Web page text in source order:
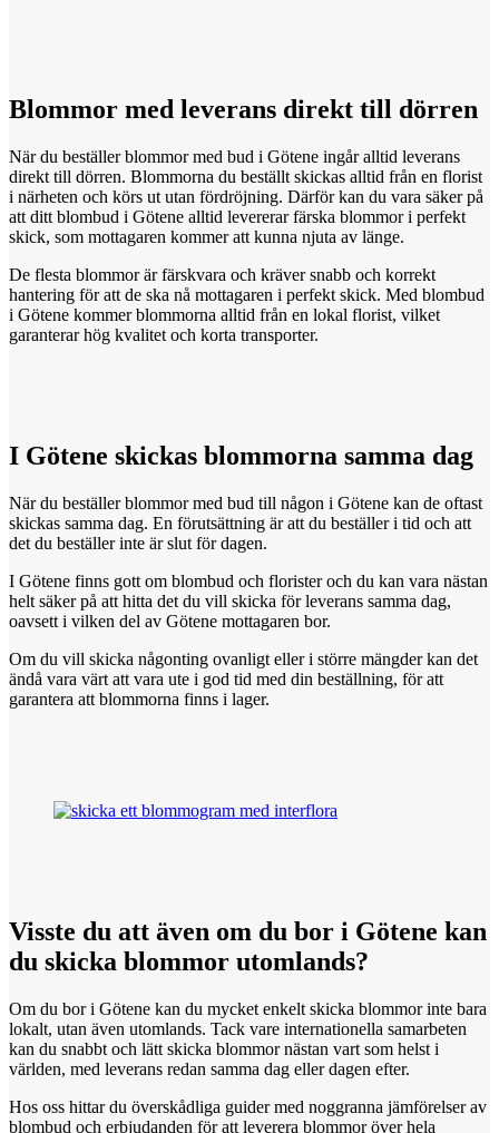
Blommor med leverans direkt till dörren
När du beställer blommor med bud i Götene ingår alltid leverans
direkt till dörren. Blommorna du beställt skickas alltid från en florist
i närheten och körs ut utan fördröjning. Därför kan du vara säker på
att ditt blombud i Götene alltid levererar färska blommor i perfekt
skick, som mottagaren kommer att kunna njuta av länge.
De flesta blommor är färskvara och kräver snabb och korrekt
hantering för att de ska nå mottagaren i perfekt skick. Med blombud
i Götene kommer blommorna alltid från en lokal florist, vilket
garanterar hög kvalitet och korta transporter.
I Götene skickas blommorna samma dag
När du beställer blommor med bud till någon i Götene kan de oftast
skickas samma dag. En förutsättning är att du beställer i tid och att
det du beställer inte är slut för dagen.
I Götene finns gott om blombud och florister och du kan vara nästan
helt säker på att hitta det du vill skicka för leverans samma dag,
oavsett i vilken del av Götene mottagaren bor.
Om du vill skicka någonting ovanligt eller i större mängder kan det
ändå vara värt att vara ute i god tid med din beställning, för att
garantera att blommorna finns i lager.
Visste du att även om du bor i Götene kan
du skicka blommor utomlands?
Om du bor i Götene kan du mycket enkelt skicka blommor inte bara
lokalt, utan även utomlands. Tack vare internationella samarbeten
kan du snabbt och lätt skicka blommor nästan vart som helst i
världen, med leverans redan samma dag eller dagen efter.
Hos oss hittar du överskådliga guider med noggranna jämförelser av
blombud och erbjudanden för att leverera blommor över hela